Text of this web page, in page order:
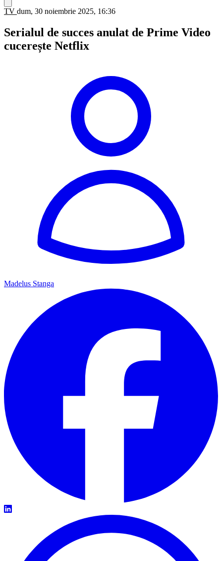
TV dum, 30 noiembrie 2025, 16:36
Serialul de succes anulat de Prime Video
cucerește Netflix
Madelus Stanga